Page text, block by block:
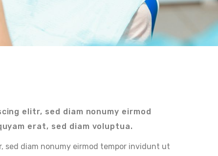
elitr, sed diam nonumy eirmod
erat, sed diam voluptua.
sed diam nonumy eirmod tempor invidunt ut